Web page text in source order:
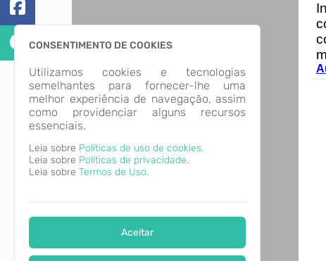
CONSENTIMENTO DE COOKIES
Utilizamos cookies e tecnologias
semelhantes para fornecer-lhe uma
melhor experiência de navegação, assim
como providenciar alguns recursos
essenciais.
Leia sobre Políticas de uso de cookies.
Leia sobre Políticas de privacidade.
Leia sobre Termos de Uso.
Aceitar
I